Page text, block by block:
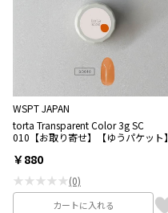
WSPT JAPAN
torta Transparent Color 3g SC
010【お取り寄せ】【ゆうパケット】
￥880
★★★★★(0)
カートに入れる